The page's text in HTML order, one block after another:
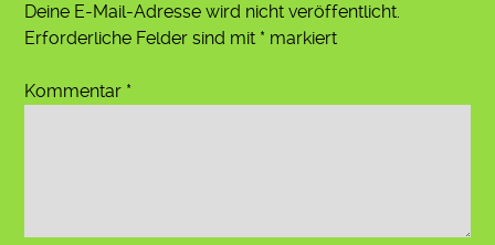
Deine E-Mail-Adresse wird nicht veröffentlicht.
Erforderliche Felder sind mit * markiert
Kommentar *